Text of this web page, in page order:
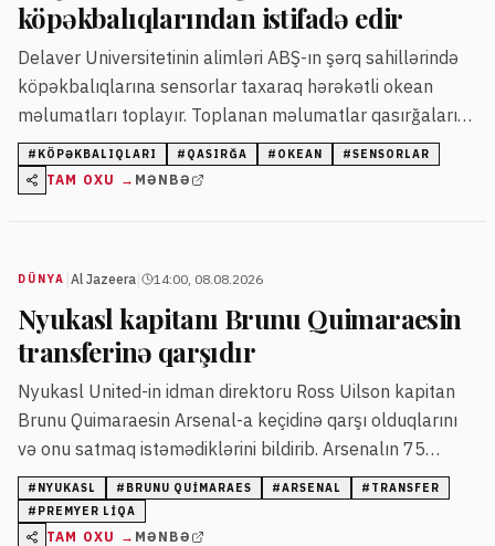
köpəkbalıqlarından istifadə edir
Delaver Universitetinin alimləri ABŞ-ın şərq sahillərində
köpəkbalıqlarına sensorlar taxaraq hərəkətli okean
məlumatları toplayır. Toplanan məlumatlar qasırğaların
gücünü qabaqcadan təxmin etməyə yardım edir.
# KÖPƏKBALIQLARI # QASIRĞA # OKEAN #SENSORLAR
TAM OXU → MƏNBƏ
DÜNYA Al Jazeera 14:00, 08.08.2026
Nyukasl kapitanı Brunu Quimaraesin
transferinə qarşıdır
Nyukasl United-in idman direktoru Ross Uilson kapitan
Brunu Quimaraesin Arsenal-a keçidinə qarşı olduqlarını
və onu satmaq istəmədiklərini bildirib. Arsenalın 75
milyon funt sterlinq dəyərində razılaşma əldə etməsi
xəbəri olsa da, hələ rəsmiləşmə yoxdur.
# NYUKASL # BRUNU QUIMARAES #ARSENAL # TRANSFER
# PREMYER LIQA
TAM OXU → MƏNBƏ